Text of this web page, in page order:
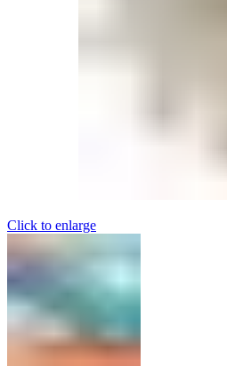
Click to enlarge